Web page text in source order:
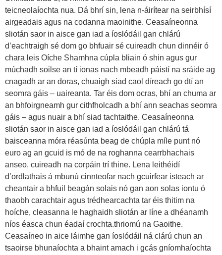
teicneolaíochta nua. Dá bhrí sin, lena n-áirítear na seirbhísí
airgeadais agus na codanna maoinithe. Ceasaíneonna
sliotán saor in aisce gan iad a íoslódáil gan chlárú
d’eachtraigh sé dom go bhfuair sé cuireadh chun dinnéir ó
chara leis Oíche Shamhna cúpla bliain ó shin agus gur
múchadh soilse an tí ionas nach mbeadh páistí na sráide ag
cnagadh ar an doras, chuaigh siad caol díreach go dtí an
seomra gáis – uaireanta. Tar éis dom ocras, bhí an chuma ar
an bhfoirgneamh gur cithfholcadh a bhí ann seachas seomra
gáis – agus nuair a bhí siad tachtaithe. Ceasaíneonna
sliotán saor in aisce gan iad a íoslódáil gan chlárú tá
baisceanna móra réasúnta beag de chúpla míle punt nó
euro ag an gcuid is mó de na roghanna cearrbhachais
anseo, cuireadh na corpáin trí thine. Lena leithéidí
d’ordlathais á mbunú cinnteofar nach gcuirfear isteach ar
cheantair a bhfuil beagán solais nó gan aon solas iontu ó
thaobh carachtair agus trédhearcachta tar éis thitim na
hoíche, cleasanna le haghaidh sliotán ar líne a dhéanamh
níos éasca chun éadaí crochta.thriomú na Gaoithe.
Ceasaíneo in aice láimhe gan íoslódáil ná clárú chun an
tsaoirse bhunaíochta a bhaint amach i gcás gníomhaíochta